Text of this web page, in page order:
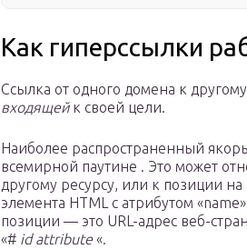
Как гиперссылки
Ссылка от одного домена к другому
входящейк своей цели.
Наиболее распространенный
всемирной паутине . Это может
другому ресурсу, или к позиции
элемента HTML с атрибутом
позиции — это URL-адрес веб-
«# id attribute«.